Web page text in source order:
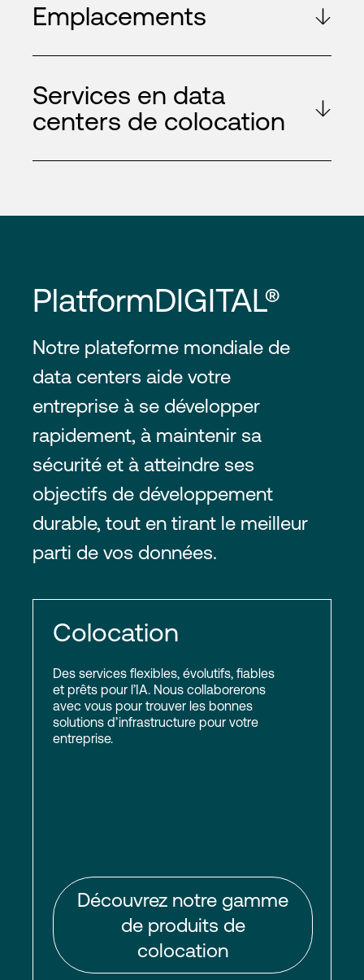
Emplacements
Services en data
centers de colocation
PlatformDIGITAL®
Notre plateforme mondiale de
data centers aide votre
entreprise à se développer
rapidement, à maintenir sa
sécurité et à atteindre ses
objectifs de développement
durable, tout en tirant le meilleur
parti de vos données.
Colocation
Des services flexibles, évolutifs, fiables
et prêts pour l’IA. Nous collaborerons
avec vous pour trouver les bonnes
solutions d’infrastructure pour votre
entreprise.
Découvrez notre gamme
de produits de
colocation